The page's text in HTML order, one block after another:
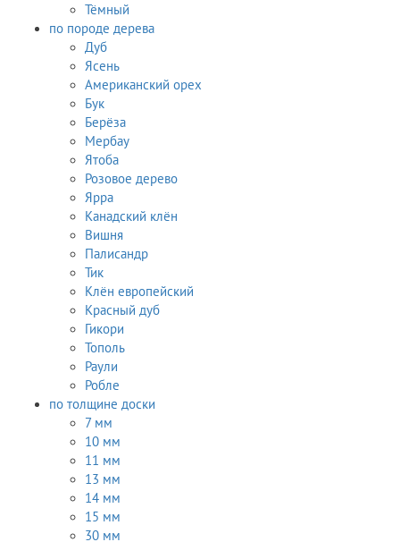
Тёмный
по породе дерева
Дуб
Ясень
Американский орех
Бук
Берёза
Мербау
Ятоба
Розовое дерево
Ярра
Канадский клён
Вишня
Палисандр
Тик
Клён европейский
Красный дуб
Гикори
Тополь
Раули
Робле
по толщине доски
7 мм
10 мм
11 мм
13 мм
14 мм
15 мм
30 мм